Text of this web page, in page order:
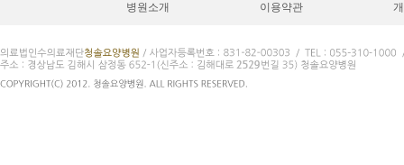
병원소개 이용약관